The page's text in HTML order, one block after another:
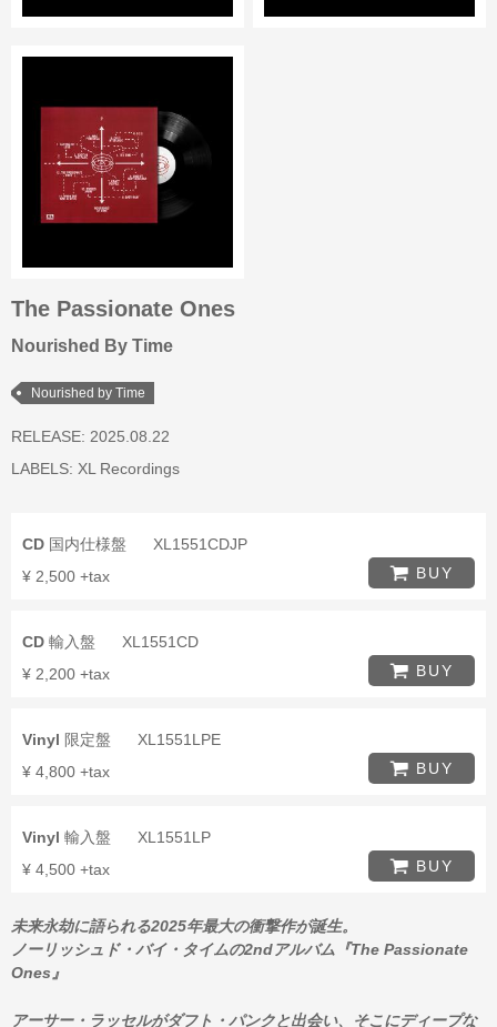
The Passionate Ones
Nourished By Time
Nourished by Time
RELEASE: 2025.08.22
LABELS: XL Recordings
CD 国内仕様盤
XL1551CDJP
¥ 2,500 +tax
BUY
CD 輸入盤
XL1551CD
¥ 2,200 +tax
BUY
Vinyl 限定盤
XL1551LPE
¥ 4,800 +tax
BUY
Vinyl 輸入盤
XL1551LP
¥ 4,500 +tax
BUY
未来永劫に語られる2025年最大の衝撃作が誕生。
ノーリッシュド・バイ・タイムの2ndアルバム『The Passionate
Ones』
アーサー・ラッセルがダフト・パンクと出会い、そこにディープな